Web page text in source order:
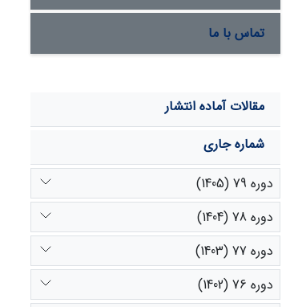
تماس با ما
مقالات آماده انتشار
شماره جاری
دوره 79 (1405)
دوره 78 (1404)
دوره 77 (1403)
دوره 76 (1402)